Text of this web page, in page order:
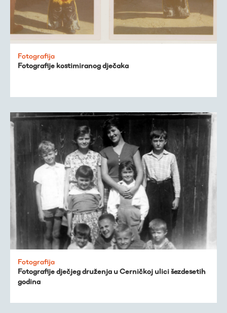
Publikacije
O nama
Fotografija
Fotografije kostimiranog dječaka
Fotografija
Fotografije dječjeg druženja u Cerničkoj ulici šezdesetih
godina